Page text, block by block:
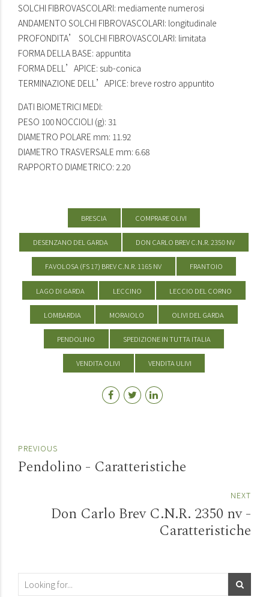
SOLCHI FIBROVASCOLARI: mediamente numerosi
ANDAMENTO SOLCHI FIBROVASCOLARI: longitudinale
PROFONDITA’ SOLCHI FIBROVASCOLARI: limitata
FORMA DELLA BASE: appuntita
FORMA DELL’APICE: sub-conica
TERMINAZIONE DELL’APICE: breve rostro appuntito
DATI BIOMETRICI MEDI:
PESO 100 NOCCIOLI (g): 31
DIAMETRO POLARE mm: 11.92
DIAMETRO TRASVERSALE mm: 6.68
RAPPORTO DIAMETRICO: 2.20
BRESCIA COMPRARE OLIVI
DESENZANO DEL GARDA DON CARLO BREV C.N.R. 2350 NV
FAVOLOSA (FS 17) BREV C.N.R. 1165 NV FRANTOIO
LAGO DI GARDA LECCINO LECCIO DEL CORNO
LOMBARDIA MORAIOLO OLIVI DEL GARDA
PENDOLINO SPEDIZIONE IN TUTTA ITALIA
VENDITA OLIVI VENDITA ULIVI
PREVIOUS
Pendolino - Caratteristiche
NEXT
Don Carlo Brev C.N.R. 2350 nv -
Caratteristiche